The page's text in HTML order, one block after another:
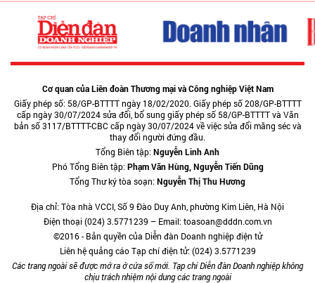
Cơ quan của Liên đoàn Thương mại và Công nghiệp Việt Nam
Giấy phép số: 58/GP-BTTTT ngày 18/02/2020. Giấy phép số 208/GP-BTTTT
cấp ngày 30/07/2024 sửa đổi, bổ sung giấy phép số 58/GP-BTTTT và Văn
bản số 3117/BTTTT-CBC cấp ngày 30/07/2024 về việc sửa đổi măng séc và
thay đổi người đứng đầu.
Tổng Biên tập:Nguyễn Linh Anh
Phó Tổng Biên tập:Phạm Văn Hùng, Nguyễn Tiến Dũng
Tổng Thư ký tòa soạn:Nguyễn Thị Thu Hương
Địa chỉ: Tòa nhà VCCI, Số 9 Đào Duy Anh, phường Kim Liên, Hà Nội
Điện thoại (024) 3.5771239 – Email: toasoan@dddn.com.vn
©2016 - Bản quyền của Diễn đàn Doanh nghiệp điện tử
Liên hệ quảng cáo Tạp chí điện tử: (024) 3.5771239
Các trang ngoài sẽ được mở ra ở cửa sổ mới. Tạp chí Diễn đàn Doanh nghiệp không
chịu trách nhiệm nội dung các trang ngoài